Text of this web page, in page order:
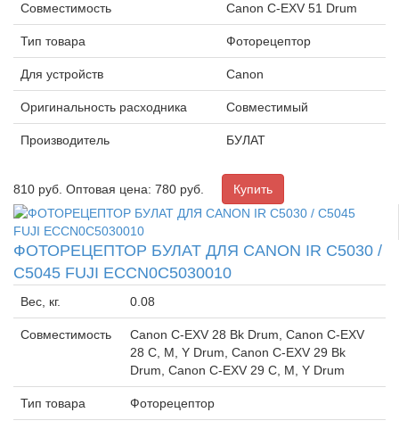
Совместимость Canon C-EXV 51 Drum
Тип товара Фоторецептор
Для устройств Canon
Оригинальность расходника Совместимый
Производитель БУЛАТ
810 руб. Оптовая цена: 780 руб.
ФОТОРЕЦЕПТОР БУЛАТ ДЛЯ CANON IR C5030 /
C5045 FUJI ECCN0C5030010
Вес, кг. 0.08
Совместимость
Canon C-EXV 28 Bk Drum, Canon C-EXV
28 C, M, Y Drum, Canon C-EXV 29 Bk
Drum, Canon C-EXV 29 C, M, Y Drum
Тип товара Фоторецептор